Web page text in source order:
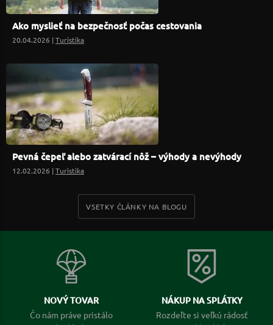
Ako myslieť na bezpečnosť počas cestovania
20.04.2026 |Turistika
Pevná čepeľ alebo zatvárací nôž – výhody a nevýhody
12.02.2026 |Turistika
VSETKY ČLÁNKY NA BLOGU
NOVÝ TOVAR
Čo nám práve pristálo
NÁKUP NA SPLÁTKY
Rozdeľte si veľkú rádosť